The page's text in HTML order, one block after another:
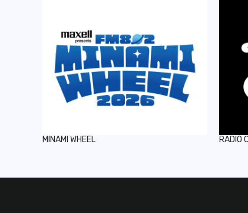
MINAMI WHEEL RADIO